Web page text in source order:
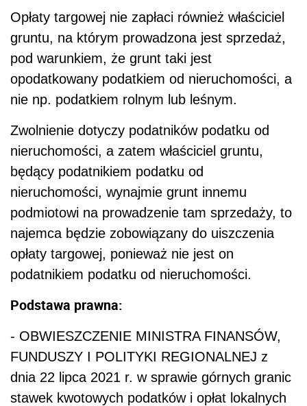
Opłaty targowej nie zapłaci również właściciel
gruntu, na którym prowadzona jest sprzedaż,
pod warunkiem, że grunt taki jest
opodatkowany podatkiem od nieruchomości, a
nie np. podatkiem rolnym lub leśnym.
Zwolnienie dotyczy podatników podatku od
nieruchomości, a zatem właściciel gruntu,
będący podatnikiem podatku od
nieruchomości, wynajmie grunt innemu
podmiotowi na prowadzenie tam sprzedaży, to
najemca będzie zobowiązany do uiszczenia
opłaty targowej, ponieważ nie jest on
podatnikiem podatku od nieruchomości.
Podstawa prawna:
- OBWIESZCZENIE MINISTRA FINANSÓW,
FUNDUSZY I POLITYKI REGIONALNEJ z
dnia 22 lipca 2021 r. w sprawie górnych granic
stawek kwotowych podatków i opłat lokalnych